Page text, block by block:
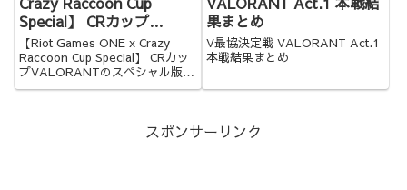
Special】 CRカップ
VALORANTのスペシャル
版 出場者と概要
【Riot Games ONE x Crazy
Raccoon Cup Special】 CRカッ
プVALORANTのスペシャル版の
出場者と概要をまとめてみました
果まとめ
V最協決定戦 VALORANT Act.1
本戦結果まとめ
スポンサーリンク